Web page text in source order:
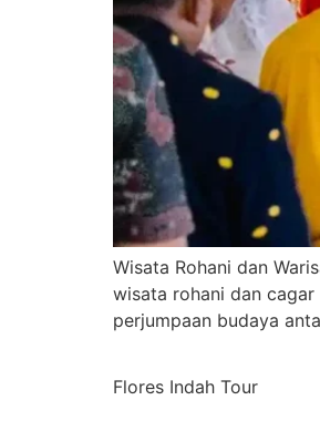
Wisata Rohani dan
wisata rohani dan
perjumpaan budaya
Flores Indah Tour